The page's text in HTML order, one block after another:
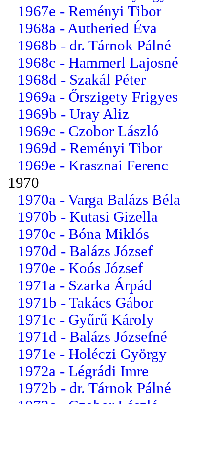
1967e - Reményi Tibor
1968a - Autheried Éva
1968b - dr. Tárnok Pálné
1968c - Hammerl Lajosné
1968d - Szakál Péter
1969a - Őrszigety Frigyes
1969b - Uray Aliz
1969c - Czobor László
1969d - Reményi Tibor
1969e - Krasznai Ferenc
1970
1970a - Varga Balázs Béla
1970b - Kutasi Gizella
1970c - Bóna Miklós
1970d - Balázs József
1970e - Koós József
1971a - Szarka Árpád
1971b - Takács Gábor
1971c - Gyűrű Károly
1971d - Balázs Józsefné
1971e - Holéczi György
1972a - Légrádi Imre
1972b - dr. Tárnok Pálné
1972c - Czobor László